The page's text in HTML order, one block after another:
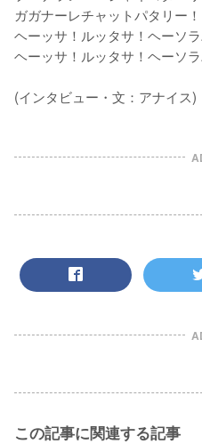
ガガナーレチャットパタリー！
ヘーッサ！ルッタサ！ヘーソ
ヘーッサ！ルッタサ！ヘーソ
(インタビュー・文：アナイス)
この記事に関連する記事